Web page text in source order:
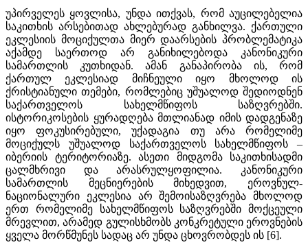
უპირველეს ყოვლისა, უნდა ითქვას, რომ აუცილებელია
საკითხის არსებითად ახლებურად განხილვა. ქართული
ეკლესიის მოციქულთა მიერ დაარსების პრობლემატიკა
აქამდე საერთოდ არ განიხილებოდა კანონიკური
სამართლის კუთხიდან. ამან განაპირობა ის, რომ
ქართულ ეკლესიად მიჩნეული იყო მხოლოდ ის
ქრისტიანული თემები, რომლებიც უშუალოდ შედიოდნენ
საქართველოს სახელმწიფოს საზღვრებში.
ისტორიკოსების ყურადღება მთლიანად იმის დადგენაზე
იყო ფოკუსირებული, უქადაგია თუ არა რომელიმე
მოციქულს უშუალოდ საქართველოს სახელმწიფოს –
იბერიის ტერიტორიაზე. ასეთი მიდგომა საკითხისადმი
ცალმხრივი და არასრულყოფილია. კანონიკური
სამართლის მეცნიერების მიხედვით, ეროვნულ-
ნაციონალური ეკლესია არ შემოისაზღვრება მხოლოდ
ერთ რომელიმე სახელმწიფოს საზღვრებში მოქცეული
მრევლით, არამედ გულისხმობს კონკრეტული ეროვნების
ყველა მორწმუნეს სადაც არ უნდა ცხოვრობდეს ის [6].